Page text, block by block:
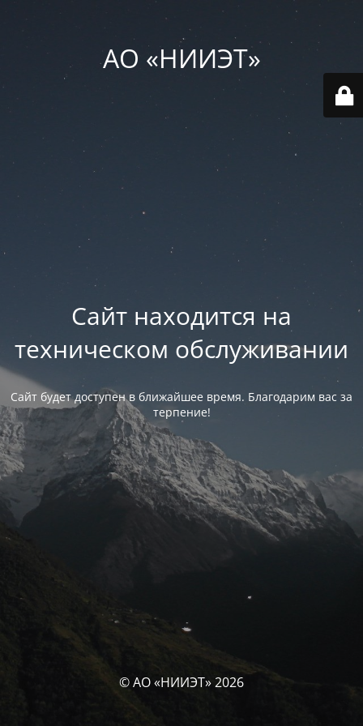
АО «НИИЭТ»
Сайт находится на
техническом обслуживании
Сайт будет доступен в ближайшее время. Благодарим вас за
терпение!
© АО «НИИЭТ» 2026